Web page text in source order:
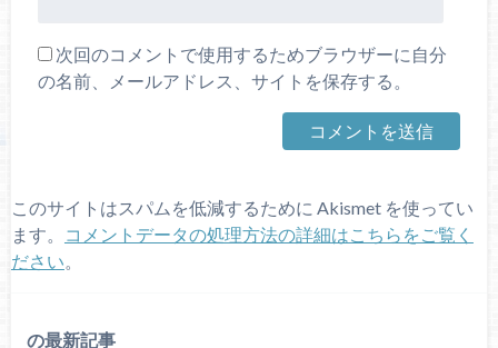
次回のコメントで使用するためブラウザーに自分
の名前、メールアドレス、サイトを保存する。
このサイトはスパムを低減するために Akismet を使ってい
ます。
コメントデータの処理方法の詳細はこちらをご覧く
ださい。
の最新記事